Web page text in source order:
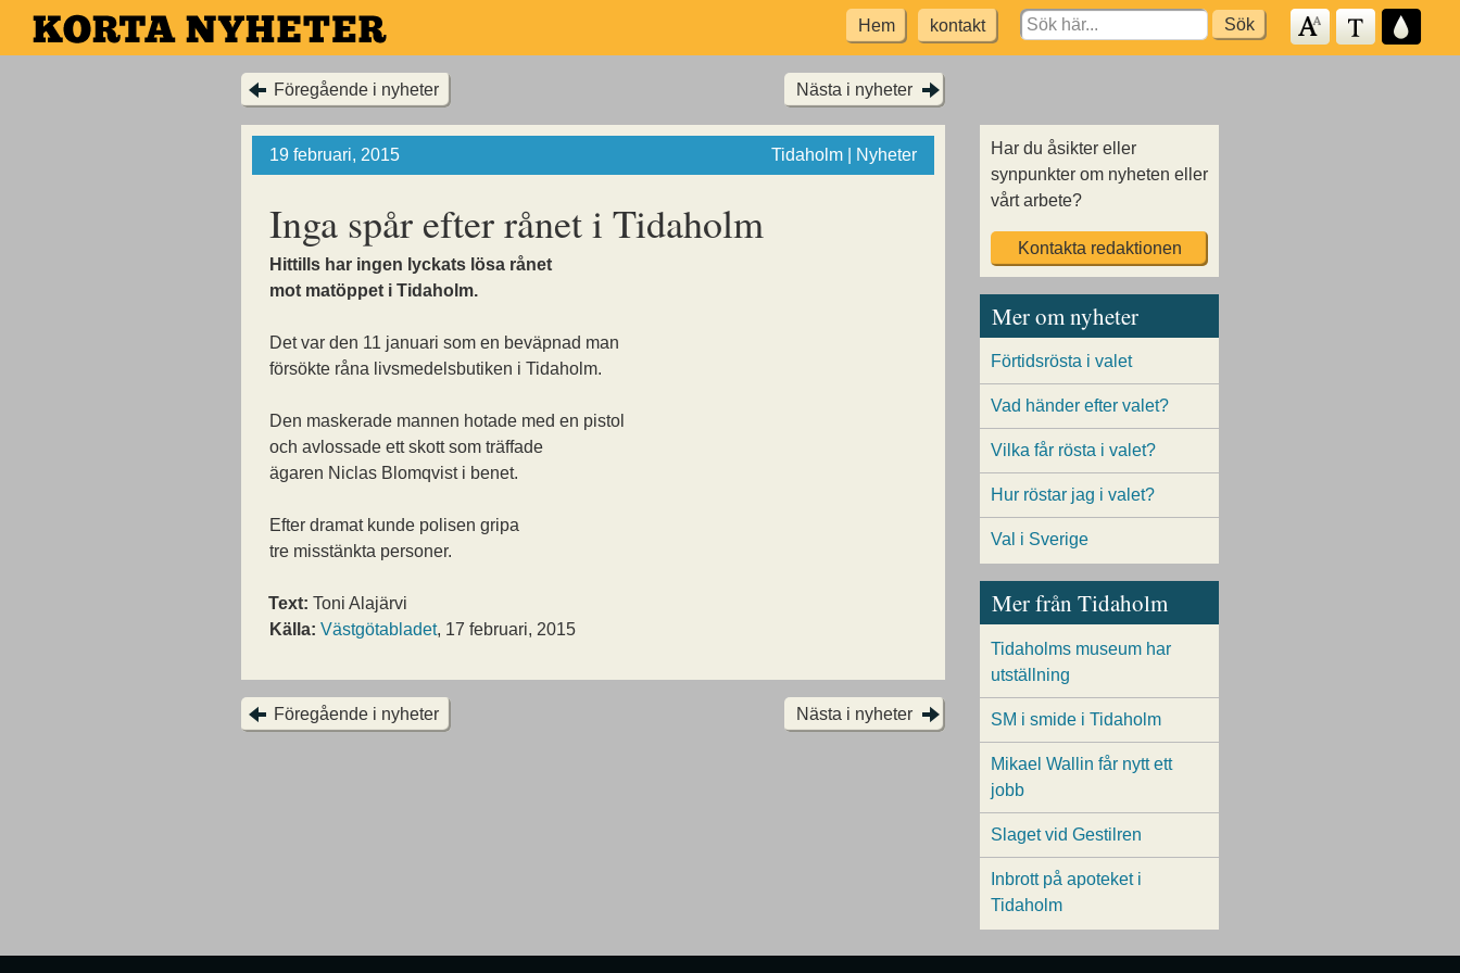
Hoppa
till
Hem kontakt
Search
for:
Föregående i nyheter Nästa i nyheter
19 februari, 2015 Tidaholm | Nyheter
Inga spår efter rånet i Tidaholm
Hittills har ingen lyckats lösa rånet
mot matöppet i Tidaholm.
Det var den 11 januari som en beväpnad man
försökte råna livsmedelsbutiken i Tidaholm.
Den maskerade mannen hotade med en pistol
och avlossade ett skott som träffade
ägaren Niclas Blomqvist i benet.
Efter dramat kunde polisen gripa
tre misstänkta personer.
Text: Toni Alajärvi
Källa: Västgötabladet, 17 februari, 2015
Föregående i nyheter Nästa i nyheter
Har du åsikter eller
synpunkter om nyheten eller
vårt arbete?
Kontakta redaktionen
Mer om nyheter
Förtidsrösta i valet
Vad händer efter valet?
Vilka får rösta i valet?
Hur röstar jag i valet?
Val i Sverige
Mer från Tidaholm
Tidaholms museum har
utställning
SM i smide i Tidaholm
Mikael Wallin får nytt ett
jobb
Slaget vid Gestilren
Inbrott på apoteket i
Tidaholm